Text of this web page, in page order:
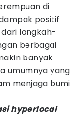
di
positif
langkah-
berbagai
banyak
umumnya yang
menjaga bumi
hyperlocal